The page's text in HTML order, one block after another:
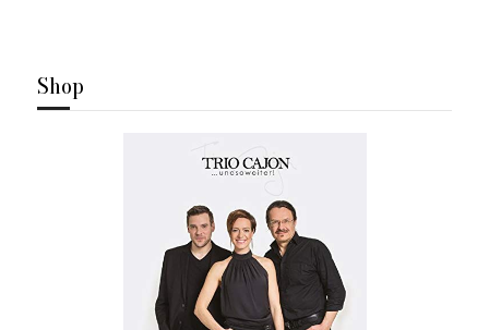
Shop